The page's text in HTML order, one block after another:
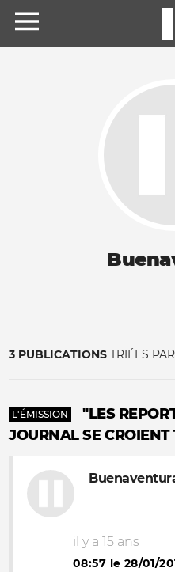
3 PUBLICATIONS TRIÉES PAR
L'ÉMISSION
"LES
JOURNAL SE CROIENT
il y a 15 ans
08:57 le 28/01/